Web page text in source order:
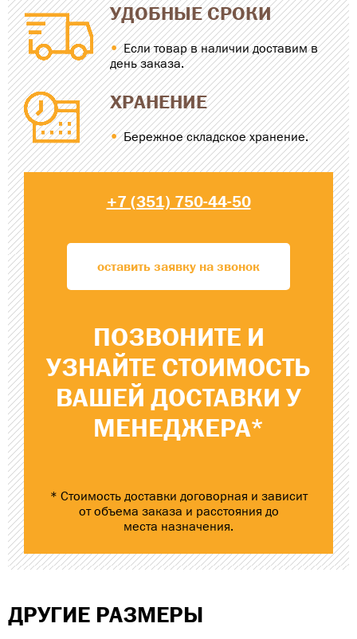
УДОБНЫЕ СРОКИ
Если товар в наличии доставим в
день заказа.
ХРАНЕНИЕ
Бережное складское хранение.
+7 (351) 750-44-50
оставить заявку на звонок
ПОЗВОНИТЕ И
УЗНАЙТЕ СТОИМОСТЬ
ВАШЕЙ ДОСТАВКИ У
МЕНЕДЖЕРА*
* Стоимость доставки договорная и зависит
от объема заказа и расстояния до
места назначения.
ДРУГИЕ РАЗМЕРЫ